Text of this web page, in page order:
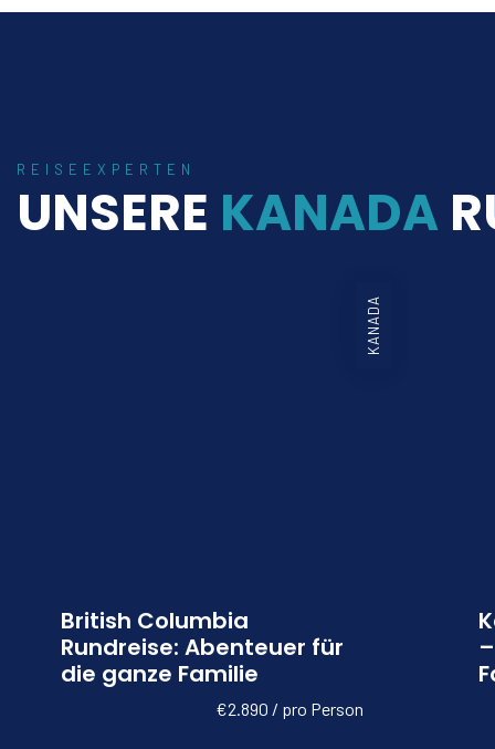
REISEEXPERTEN
UNSERE KANADA
KANADA
British Columbia
Rundreise: Abenteuer für
die ganze Familie
€2.890 / pro Person